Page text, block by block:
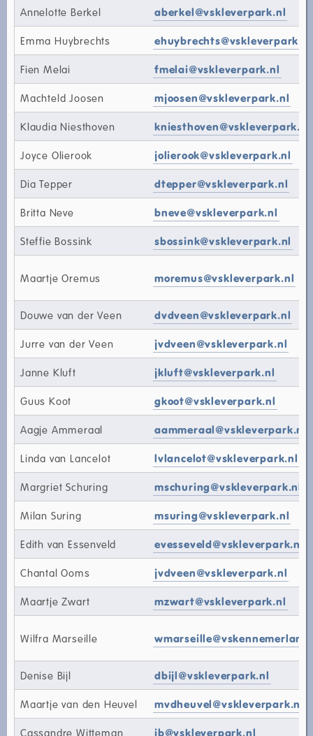
Annelotte Berkel aberkel@vskleverpark.nl
Emma Huybrechts ehuybrechts@vskleverpark.nl
Fien Melai fmelai@vskleverpark.nl
Machteld Joosen mjoosen@vskleverpark.nl
Klaudia Niesthoven kniesthoven@vskleverpark.nl
Joyce Olierook jolierook@vskleverpark.nl
Dia Tepper dtepper@vskleverpark.nl
Britta Neve bneve@vskleverpark.nl
Steffie Bossink sbossink@vskleverpark.nl
Maartje Oremus moremus@vskleverpark.nl
Douwe van der Veen dvdveen@vskleverpark.nl
Jurre van der Veen jvdveen@vskleverpark.nl
Janne Kluft jkluft@vskleverpark.nl
Guus Koot gkoot@vskleverpark.nl
Aagje Ammeraal aammeraal@vskleverpark.nl
Linda van Lancelot lvlancelot@vskleverpark.nl
Margriet Schuring mschuring@vskleverpark.nl
Milan Suring msuring@vskleverpark.nl
Edith van Essenveld evesseveld@vskleverpark.nl
Chantal Ooms jvdveen@vskleverpark.nl
Maartje Zwart mzwart@vskleverpark.nl
Wilfra Marseille
Denise Bijl dbijl@vskleverpark.nl
Maartje van den Heuvel mvdheuvel@vskleverpark.nl
Cassandre Witteman ib@vskleverpark.nl